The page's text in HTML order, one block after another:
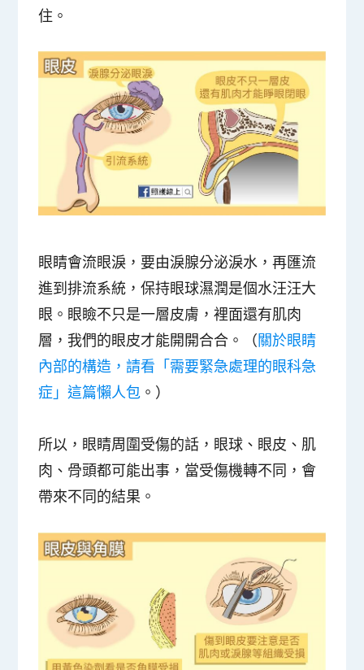
住。
眼睛會流眼淚，要由淚腺分泌淚水，再匯流
進到排流系統，保持眼球濕潤是個水汪汪大
眼。眼瞼不只是一層皮膚，裡面還有肌肉
層，我們的眼皮才能開開合合。（關於眼睛
內部的構造，請看「需要緊急處理的眼科急
症」這篇懶人包 。）
所以，眼睛周圍受傷的話，眼球、眼皮、肌
肉、骨頭都可能出事，當受傷機轉不同，會
帶來不同的結果。